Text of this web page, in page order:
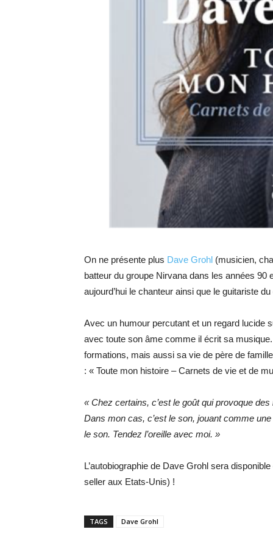
On ne présente plus Dave Grohl (musicien,
batteur du groupe Nirvana dans les années 90
aujourd’hui le chanteur ainsi que le guitariste
Avec un humour percutant et un regard lucide
avec toute son âme comme il écrit sa
formations, mais aussi sa vie de père de
: « Toute mon histoire – Carnets de vie et de
« Chez certains, c’est le goût qui provoque
Dans mon cas, c’est le son, jouant comme
le son. Tendez l’oreille avec moi. »
L’autobiographie de Dave Grohl sera
seller aux Etats-Unis) !
TAGS Dave Grohl